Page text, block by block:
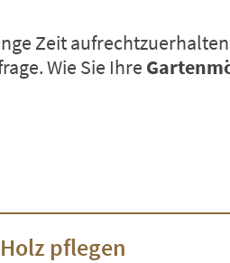
Zeit
Wie Sie Ihre
pflegen